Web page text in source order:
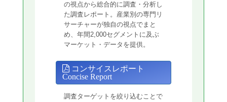
の視点から総合的に調査・分析し
た調査レポート。産業別の専門リ
サーチャーが独自の視点でまと
め、年間2,000セグメントに及ぶ
マーケット・データを提供。
コンサイスレポート
Concise Report
調査ターゲットを絞り込むことで